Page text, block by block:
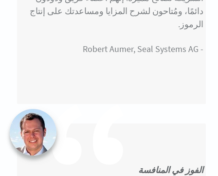
دائمًا، ومُتاحون لشرح المزايا ومساعدتك على إنتاج
الرموز.
- Robert Aumer, Seal Systems AG
الفوز في المنافسة